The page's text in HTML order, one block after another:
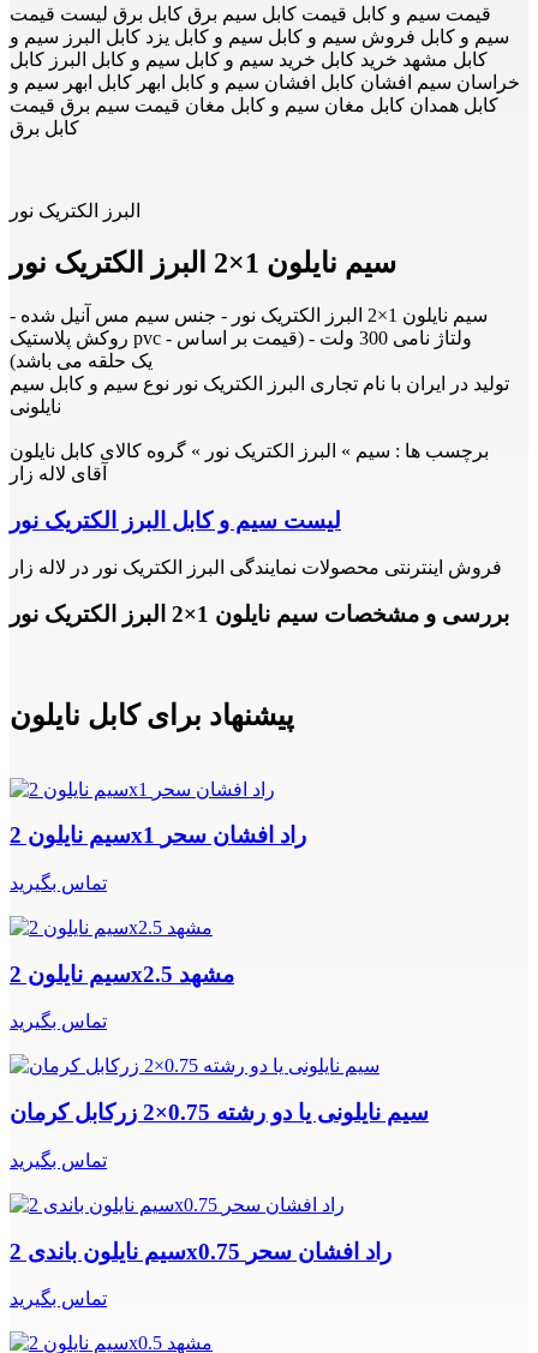
قیمت سیم و کابل قیمت کابل سیم برق کابل برق لیست قیمت
سیم و کابل فروش سیم و کابل سیم و کابل یزد کابل البرز سیم و
کابل مشهد خرید کابل خرید سیم و کابل سیم و کابل البرز کابل
خراسان سیم افشان کابل افشان سیم و کابل ابهر کابل ابهر سیم و
کابل همدان کابل مغان سیم و کابل مغان قیمت سیم برق قیمت
کابل برق
البرز الکتریک نور
سیم نایلون 1×2 البرز الکتریک نور
سیم نایلون 1×2 البرز الکتریک نور - جنس سیم مس آنیل شده -
روکش پلاستیک pvc - ولتاژ نامی 300 ولت - (قیمت بر اساس
یک حلقه می باشد)
تولید در ایران با نام تجاری البرز الکتریک نور نوع سیم و کابل سیم
نایلونی
برچسب ها : سیم » البرز الکتریک نور » گروه کالای کابل نایلون
آقای لاله زار
لیست سیم و کابل البرز الکتریک نور
فروش اینترنتی محصولات نمایندگی البرز الکتریک نور در لاله زار
بررسی و مشخصات سیم نایلون 1×2 البرز الکتریک نور
پیشنهاد برای کابل نایلون
سیم نایلون 2x1 راد افشان سحر
تماس بگیرید
سیم نایلون 2x2.5 مشهد
تماس بگیرید
سیم نایلونی یا دو رشته 0.75×2 زرکابل کرمان
تماس بگیرید
سیم نایلون باندی 2x0.75 راد افشان سحر
تماس بگیرید